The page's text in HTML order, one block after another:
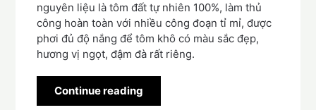
nguyên liệu là tôm đất tự nhiên 100%, làm thủ
công hoàn toàn với nhiều công đoạn tỉ mỉ, được
phơi đủ độ nắng để tôm khô có màu sắc đẹp,
hương vị ngọt, đậm đà rất riêng.
Continue reading